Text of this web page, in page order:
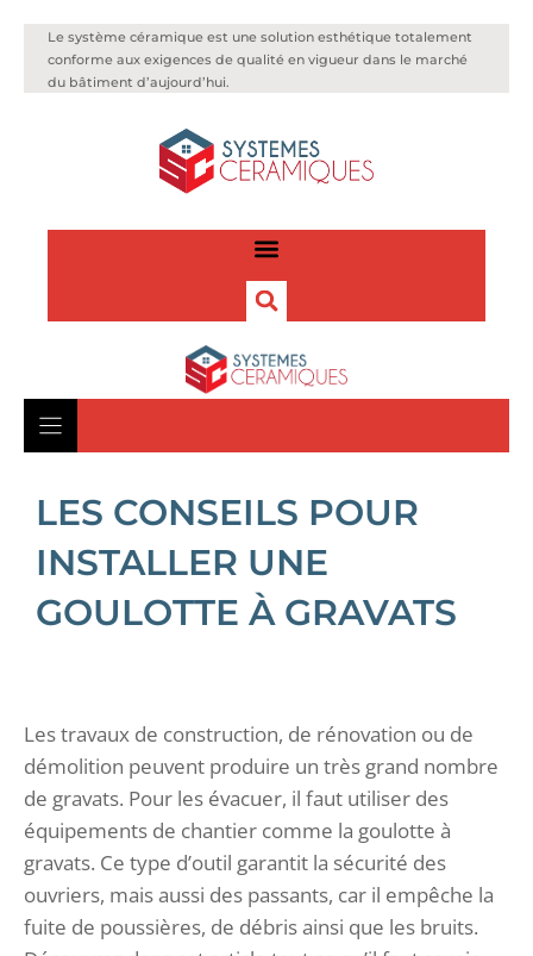
Le système céramique est une solution esthétique totalement
conforme aux exigences de qualité en vigueur dans le marché
du bâtiment d’aujourd’hui.
LES CONSEILS POUR
INSTALLER UNE
GOULOTTE À GRAVATS
Les travaux de construction, de rénovation ou de
démolition peuvent produire un très grand nombre
de gravats. Pour les évacuer, il faut utiliser des
équipements de chantier comme la goulotte à
gravats. Ce type d’outil garantit la sécurité des
ouvriers, mais aussi des passants, car il empêche la
fuite de poussières, de débris ainsi que les bruits.